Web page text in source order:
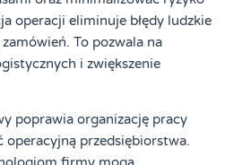
operacji eliminuje błędy ludzkie
To pozwala na
i zwiększenie
poprawia organizację pracy
operacyjną przedsiębiorstwa.